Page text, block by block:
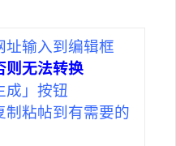
址输入到编辑框
则无法转换
成」按钮
制粘帖到有需要的